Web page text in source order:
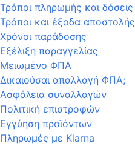
Τρόποι πληρωμής και δόσεις
Τρόποι και έξοδα αποστολής
Χρόνοι παράδοσης
Εξέλιξη παραγγελίας
Μειωμένο ΦΠΑ
Δικαιούσαι απαλλαγή ΦΠΑ;
Ασφάλεια συναλλαγών
Πολιτική επιστροφών
Εγγύηση προϊόντων
Πληρωμές με Klarna